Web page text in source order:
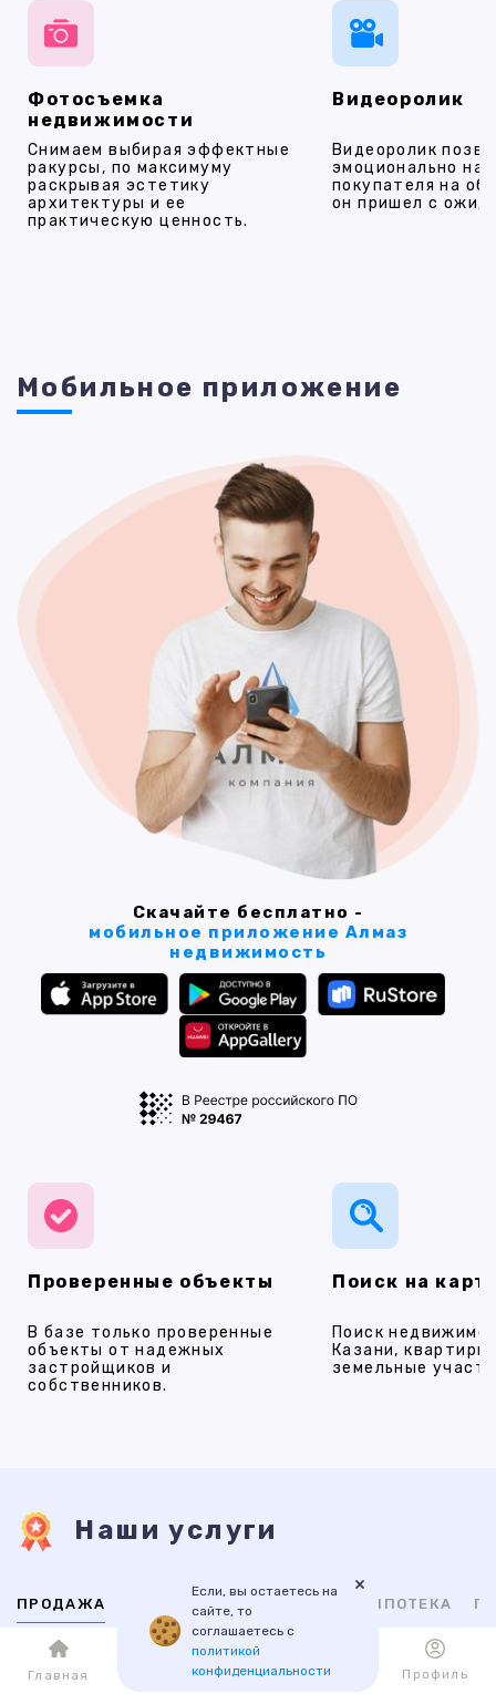
Фотосъемка
недвижимости
Снимаем выбирая эффектные
ракурсы, по максимуму
раскрывая эстетику
архитектуры и ее
практическую ценность.
Видеоролик
Видеоролик
эмоционально
покупателя на
он пришел с
Мобильное приложение
Скачайте бесплатно -
мобильное приложение Алмаз
недвижимость
Проверенные объекты
В базе только проверенные
объекты от надежных
застройщиков и
собственников.
Поиск на
Поиск
Казани,
земельные
Наши услуги
ПРОДАЖА ИПОТЕКА
ВТОРИЧНАЯ НОВОСТРОЙКИ
Если, вы остаетесь на
сайте, то
соглашаетесь с
политикой
конфиденциальности
×
Главная Каталог Избранное Профиль